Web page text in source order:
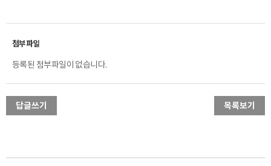
등록된 첨부파일이 없습니다.
답글쓰기 목록보기